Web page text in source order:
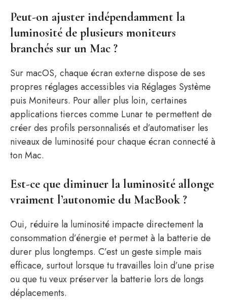
Peut-on ajuster indépendamment la
luminosité de plusieurs moniteurs
branchés sur un Mac ?
Sur macOS, chaque écran externe dispose de ses
propres réglages accessibles via Réglages Système
puis Moniteurs. Pour aller plus loin, certaines
applications tierces comme Lunar te permettent de
créer des profils personnalisés et d’automatiser les
niveaux de luminosité pour chaque écran connecté à
ton Mac.
Est-ce que diminuer la luminosité allonge
vraiment l’autonomie du MacBook ?
Oui, réduire la luminosité impacte directement la
consommation d’énergie et permet à la batterie de
durer plus longtemps. C’est un geste simple mais
efficace, surtout lorsque tu travailles loin d’une prise
ou que tu veux préserver la batterie lors de longs
déplacements.